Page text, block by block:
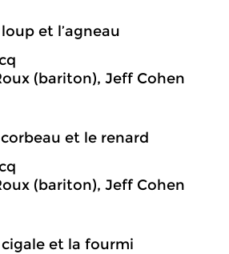
et l’agneau
(bariton), Jeff Cohen
corbeau et le renard
(bariton), Jeff Cohen
cigale et la fourmi